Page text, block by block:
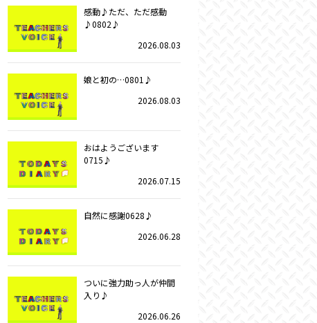
感動♪ただ、ただ感動
♪0802♪
2026.08.03
娘と初の…0801♪
2026.08.03
おはようございます
0715♪
2026.07.15
自然に感謝0628♪
2026.06.28
ついに強力助っ人が仲間
入り♪
2026.06.26